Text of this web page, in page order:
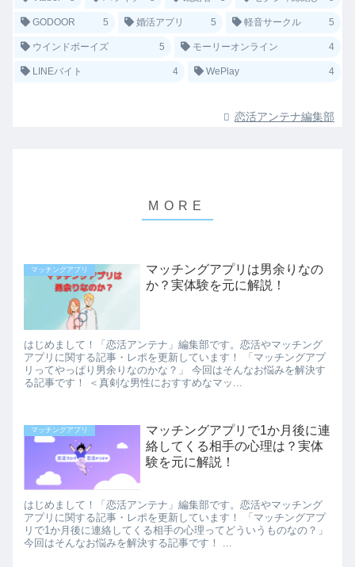
GODOOR 5 婚活アプリ 5 軽音サークル 5
ウインドボーイズ 5 モーリーオンライン 4
LINEバイト 4 WePlay 4
恋活アンテナ編集部
マッチングアプリ
マッチングアプリは男余りなの
か？実体験を元に解説！
はじめまして！「恋活アンテナ」編集部です。恋活やマッチング
アプリに関する記事・レポを更新しています！ 「マッチングアプ
リってやっぱり男余りなのかな？」 今回はそんなお悩みを解決す
る記事です！ ＜真剣な男性におすすめなマッ...
マッチングアプリ
マッチングアプリで1か月後に連
絡してくる相手の心理は？実体
験を元に解説！
はじめまして！「恋活アンテナ」編集部です。恋活やマッチング
アプリに関する記事・レポを更新しています！ 「マッチングアプ
リで1か月後に連絡してくる相手の心理ってどういうものなの？」
今回はそんなお悩みを解決する記事です！ ...